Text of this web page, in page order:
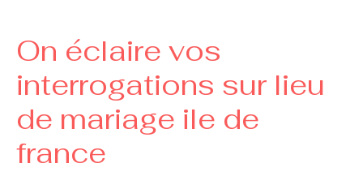
On éclaire vos
interrogations sur lieu
de mariage ile de
france